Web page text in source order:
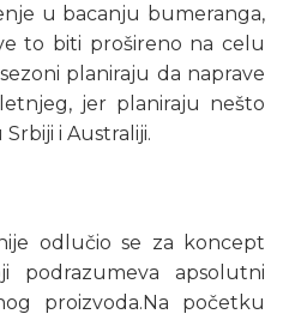
u bacanju bumeranga,
to biti prošireno na celu
planiraju da naprave
jer planiraju nešto
i Australiji.
odlučio se za koncept
podrazumeva apsolutni
proizvoda.Na početku